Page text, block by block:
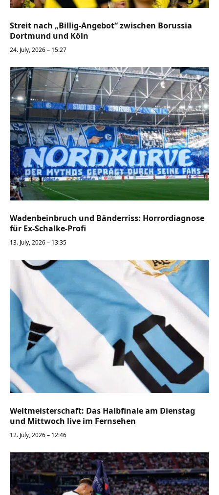
Streit nach „Billig-Angebot“ zwischen Borussia
Dortmund und Köln
24. July, 2026 – 15:27
Wadenbeinbruch und Bänderriss: Horrordiagnose
für Ex-Schalke-Profi
13. July, 2026 – 13:35
Weltmeisterschaft: Das Halbfinale am Dienstag
und Mittwoch live im Fernsehen
12. July, 2026 – 12:46